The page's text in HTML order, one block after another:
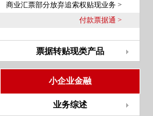
商业汇票部分放弃追索权贴现业务 >
付款票据通 >
票据转贴现类产品
小企业金融
业务综述